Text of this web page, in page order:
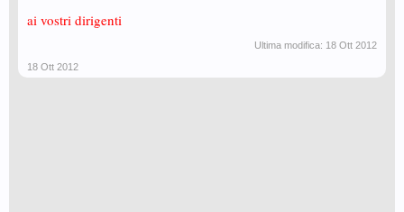
ai vostri dirigenti
Ultima modifica: 18 Ott 2012
18 Ott 2012